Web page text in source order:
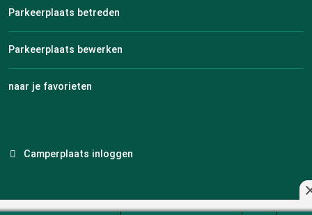
Parkeerplaats betreden
Parkeerplaats bewerken
naar je favorieten
Camperplaats inloggen